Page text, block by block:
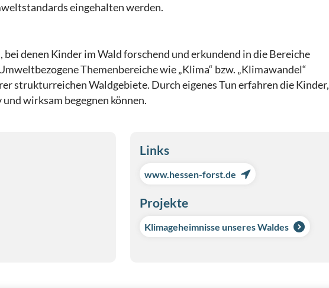
eingehalten werden.
denen Kinder im Wald forschend und erkundend in die Bereiche
Themenbereiche wie „Klima“ bzw. „Klimawandel“
strukturreichen Waldgebiete. Durch eigenes Tun erfahren die Kinder,
wirksam begegnen können.
Links
www.hessen-forst.de
Projekte
Klimageheimnisse unseres Waldes